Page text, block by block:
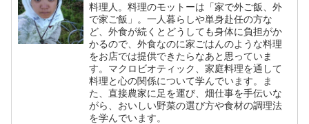
料理人。料理のモットーは「家で外ご飯、外
で家ご飯」。一人暮らしや単身赴任の方な
ど、外食が続くとどうしても身体に負担がか
かるので、外食なのに家ごはんのような料理
をお店では提供できたらなあと思っていま
す。マクロビオティック、家庭料理を通して
料理と心の関係について学んでいます。ま
た、直接農家に足を運び、畑仕事を手伝いな
がら、おいしい野菜の選び方や食材の調理法
を学んでいます。